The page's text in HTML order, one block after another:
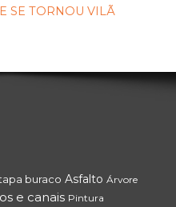
SE TORNOU VILÃ
buraco Asfalto Árvore
e canais Pintura